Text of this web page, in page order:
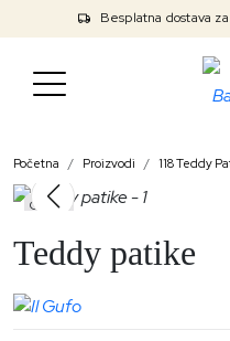
Besplatna dostava
Početna Proizvodi 118 Teddy
Outlet
Teddy patike